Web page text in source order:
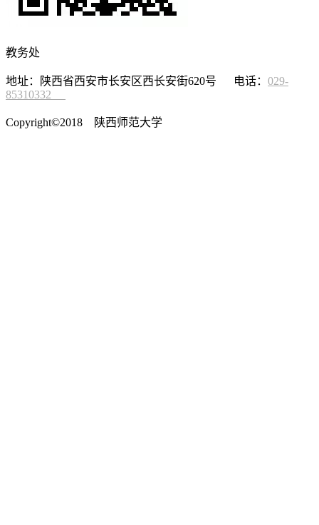
教务处
地址：陕西省西安市长安区西长安街620号 电话： 029-
85310332
Copyright©2018 陕西师范大学